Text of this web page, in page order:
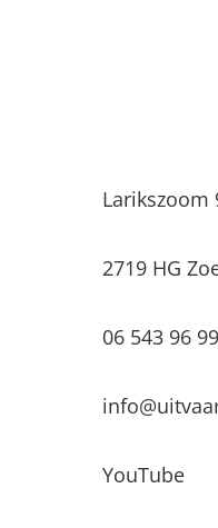
Larikszoom
2719 HG
06 543 96
YouTube